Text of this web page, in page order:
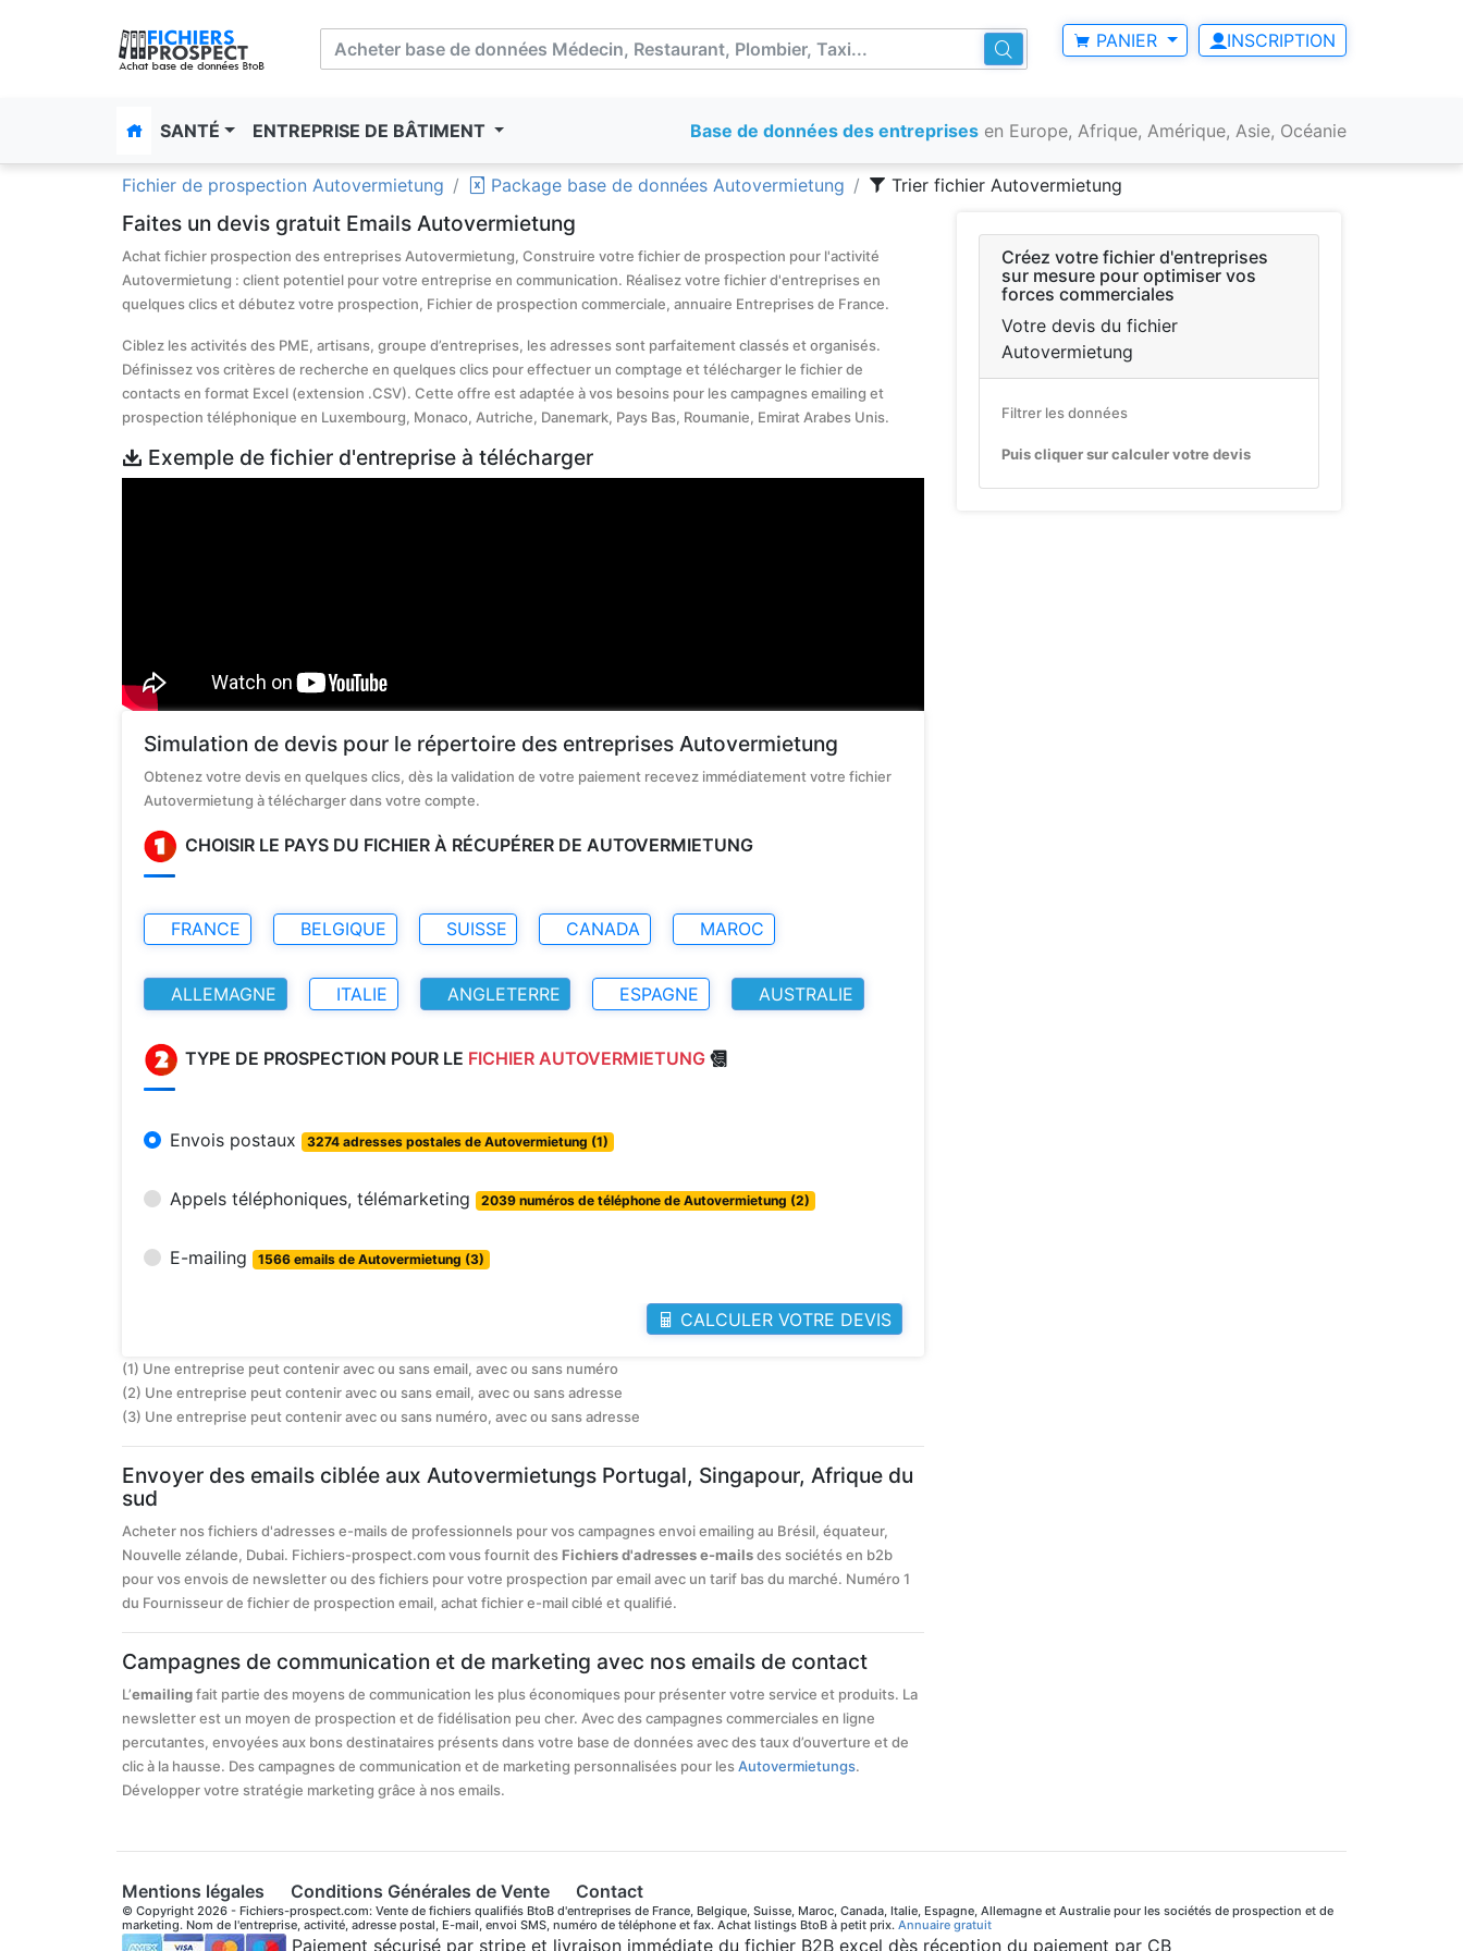
PANIER INSCRIPTION
SANTÉ ENTREPRISE DE BÂTIMENT Base de données des entreprises en Europe, Afrique, Amérique, Asie, Océanie
Fichier de prospection Autovermietung Package base de données Autovermietung Trier fichier Autovermietung
Faites un devis gratuit Emails Autovermietung
Achat fichier prospection des entreprises Autovermietung, Construire votre fichier de prospection pour l'activité
Autovermietung : client potentiel pour votre entreprise en communication. Réalisez votre fichier d'entreprises en
quelques clics et débutez votre prospection, Fichier de prospection commerciale, annuaire Entreprises de France.
Ciblez les activités des PME, artisans, groupe d’entreprises, les adresses sont parfaitement classés et organisés.
Définissez vos critères de recherche en quelques clics pour effectuer un comptage et télécharger le fichier de
contacts en format Excel (extension .CSV). Cette offre est adaptée à vos besoins pour les campagnes emailing et
prospection téléphonique en Luxembourg, Monaco, Autriche, Danemark, Pays Bas, Roumanie, Emirat Arabes Unis.
Exemple de fichier d'entreprise à télécharger
Simulation de devis pour le répertoire des entreprises Autovermietung
Obtenez votre devis en quelques clics, dès la validation de votre paiement recevez immédiatement votre fichier
Autovermietung à télécharger dans votre compte.
CHOISIR LE PAYS DU FICHIER À RÉCUPÉRER DE AUTOVERMIETUNG
FRANCE BELGIQUE SUISSE CANADA MAROC
ALLEMAGNE ITALIE ANGLETERRE ESPAGNE AUSTRALIE
TYPE DE PROSPECTION POUR LE FICHIER AUTOVERMIETUNG
Envois postaux 3274 adresses postales de Autovermietung (1)
Appels téléphoniques, télémarketing 2039 numéros de téléphone de Autovermietung (2)
E-mailing 1566 emails de Autovermietung (3)
CALCULER VOTRE DEVIS
(1) Une entreprise peut contenir avec ou sans email, avec ou sans numéro
(2) Une entreprise peut contenir avec ou sans email, avec ou sans adresse
(3) Une entreprise peut contenir avec ou sans numéro, avec ou sans adresse
Envoyer des emails ciblée aux Autovermietungs Portugal, Singapour, Afrique du
sud
Acheter nos fichiers d'adresses e-mails de professionnels pour vos campagnes envoi emailing au Brésil, équateur,
Nouvelle zélande, Dubai. Fichiers-prospect.com vous fournit desFichiers d'adresses e-mailsdes sociétés en b2b
pour vos envois de newsletter ou des fichiers pour votre prospection par email avec un tarif bas du marché. Numéro 1
du Fournisseur de fichier de prospection email, achat fichier e-mail ciblé et qualifié.
Campagnes de communication et de marketing avec nos emails de contact
L’emailingfait partie des moyens de communication les plus économiques pour présenter votre service et produits. La
newsletter est un moyen de prospection et de fidélisation peu cher. Avec des campagnes commerciales en ligne
percutantes, envoyées aux bons destinataires présents dans votre base de données avec des taux d’ouverture et de
clic à la hausse. Des campagnes de communication et de marketing personnalisées pour lesAutovermietungs.
Développer votre stratégie marketing grâce à nos emails.
Créez votre fichier d'entreprises
sur mesure pour optimiser vos
forces commerciales
Votre devis du fichier
Autovermietung
Filtrer les données
Puis cliquer sur calculer votre devis
Mentions légales Conditions Générales de Vente Contact
© Copyright 2026 - Fichiers-prospect.com: Vente de fichiers qualifiés BtoB d'entreprises de France, Belgique, Suisse, Maroc, Canada, Italie, Espagne, Allemagne et Australie pour les sociétés de prospection et de
marketing. Nom de l'entreprise, activité, adresse postal, E-mail, envoi SMS, numéro de téléphone et fax. Achat listings BtoB à petit prix. Annuaire gratuit
Paiement sécurisé par stripe et livraison immédiate du fichier B2B excel dès réception du paiement par CB